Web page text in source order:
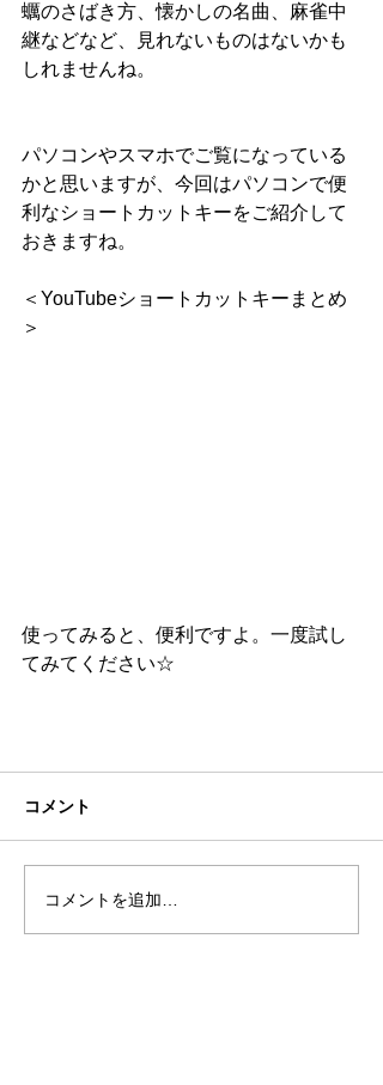
蠣のさばき方、懐かしの名曲、麻雀中
継などなど、見れないものはないかも
しれませんね。
パソコンやスマホでご覧になっている
かと思いますが、今回はパソコンで便
利なショートカットキーをご紹介して
おきますね。
＜YouTubeショートカットキーまとめ
＞
使ってみると、便利ですよ。一度試し
てみてください☆
コメント
コメントを追加…